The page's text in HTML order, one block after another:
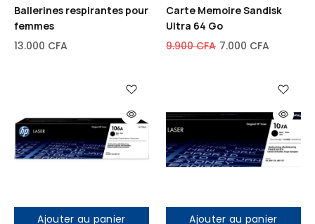
Ballerines respirantes pour
femmes
13.000 CFA
Carte Memoire Sandisk
Ultra 64 Go
9.900CFA 7.000 CFA
Ajouter au panier Ajouter au panier